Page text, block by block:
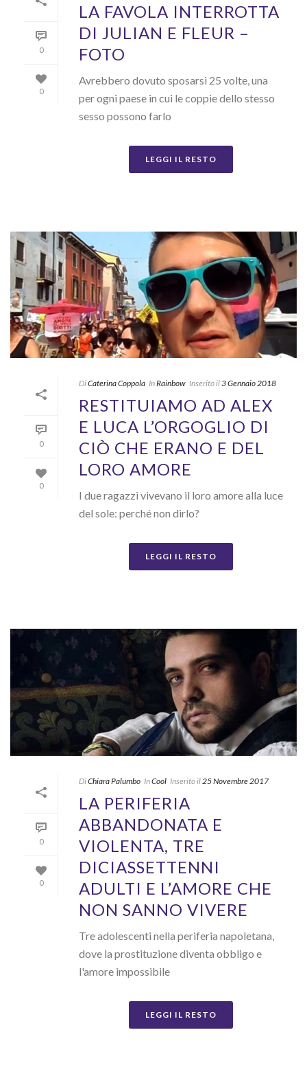
0
0
LA FAVOLA INTERROTTA
DI JULIAN E FLEUR –
FOTO
Avrebbero dovuto sposarsi 25 volte, una
per ogni paese in cui le coppie dello stesso
sesso possono farlo
LEGGI IL RESTO
0
0
DiCaterina Coppola InRainbow Inserito il3 Gennaio 2018
RESTITUIAMO AD ALEX
E LUCA L’ORGOGLIO DI
CIÒ CHE ERANO E DEL
LORO AMORE
I due ragazzi vivevano il loro amore alla luce
del sole: perché non dirlo?
LEGGI IL RESTO
0
0
DiChiara Palumbo InCool Inserito il 25 Novembre 2017
LA PERIFERIA
ABBANDONATA E
VIOLENTA, TRE
DICIASSETTENNI
ADULTI E L’AMORE CHE
NON SANNO VIVERE
Tre adolescenti nella periferia napoletana,
dove la prostituzione diventa obbligo e
l'amore impossibile
LEGGI IL RESTO